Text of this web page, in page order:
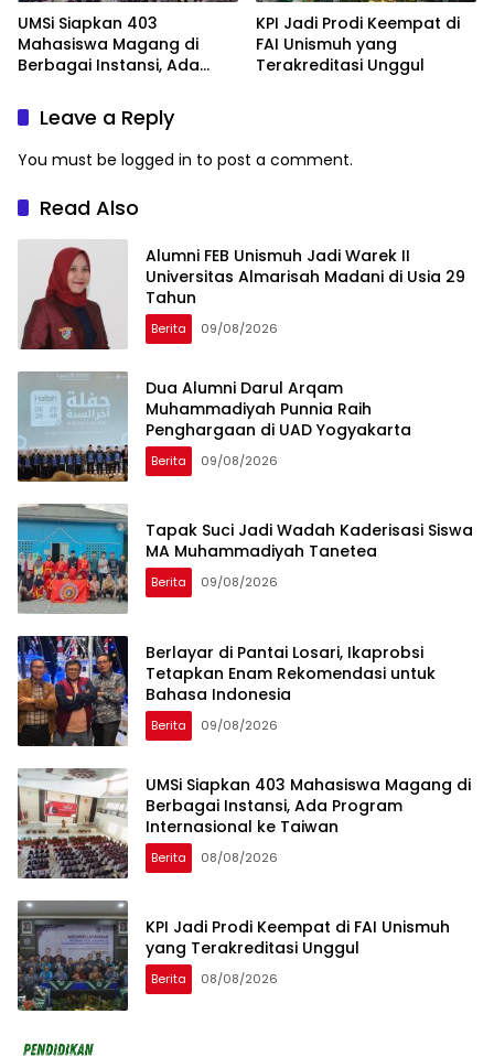
UMSi Siapkan 403
Mahasiswa Magang di
Berbagai Instansi, Ada
Taiwan
KPI Jadi Prodi Keempat di
FAI Unismuh yang
Terakreditasi Unggul
Leave a Reply
You must be logged in to post a comment.
Read Also
Alumni FEB Unismuh Jadi Warek II
Universitas Almarisah Madani di Usia 29
Tahun
Berita 09/08/2026
Dua Alumni Darul Arqam
Muhammadiyah Punnia Raih
Penghargaan di UAD Yogyakarta
Berita 09/08/2026
Tapak Suci Jadi Wadah Kaderisasi Siswa
MA Muhammadiyah Tanetea
Berita 09/08/2026
Berlayar di Pantai Losari, Ikaprobsi
Tetapkan Enam Rekomendasi untuk
Bahasa Indonesia
Berita 09/08/2026
UMSi Siapkan 403 Mahasiswa Magang di
Berbagai Instansi, Ada Program
Internasional ke Taiwan
Berita 08/08/2026
KPI Jadi Prodi Keempat di FAI Unismuh
yang Terakreditasi Unggul
Berita 08/08/2026